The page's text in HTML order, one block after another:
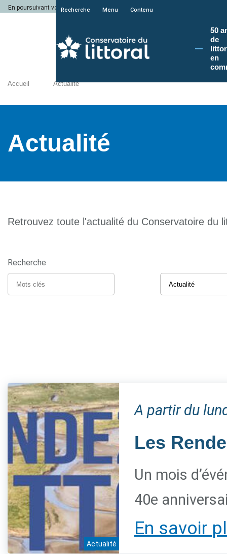
En poursuivant votre navigation sur le site du Conservatoire du littoral, vous
Recherche Menu Contenu
50
de
en
Accueil Actualité
Actualité
Retrouvez toute l'actualité du Conservatoire du
Recherche
Actualité
A partir du
Les
Un mois
40e
En savoir